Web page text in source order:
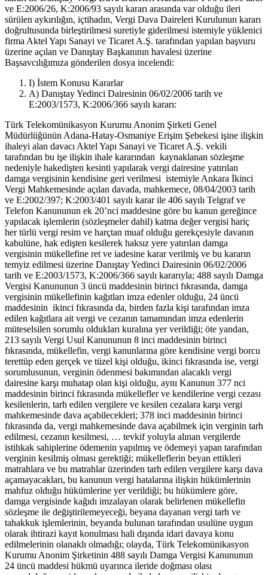
ve E:2006/26, K:2006/93 sayılı kararı arasında var olduğu ileri
sürülen aykırılığın, içtihadın, Vergi Dava Daireleri Kurulunun kararı
doğrultusunda birleştirilmesi suretiyle giderilmesi istemiyle yüklenici
firma Aktel Yapı Sanayi ve Ticaret A.Ş. tarafından yapılan başvuru
üzerine açılan ve Danıştay Başkanının havalesi üzerine
Başsavcılığımıza gönderilen dosya incelendi:
I) İstem Konusu Kararlar
A) Danıştay Yedinci Dairesinin 06/02/2006 tarih ve
E:2003/1573, K:2006/366 sayılı kararı:
Türk Telekomünikasyon Kurumu Anonim Şirketi Genel
Müdürlüğünün Adana-Hatay-Osmaniye Erişim Şebekesi işine ilişkin
ihaleyi alan davacı Aktel Yapı Sanayi ve Ticaret A.Ş. vekili
tarafından bu işe ilişkin ihale kararından kaynaklanan sözleşme
nedeniyle hakedişten kesinti yapılarak vergi dairesine yatırılan
damga vergisinin kendisine geri verilmesi istemiyle Ankara İkinci
Vergi Mahkemesinde açılan davada, mahkemece, 08/04/2003 tarih
ve E:2002/397; K:2003/401 sayılı karar ile 406 sayılı Telgraf ve
Telefon Kanununun ek 20’nci maddesine göre bu kanun gereğince
yapılacak işlemlerin (sözleşmeler dahil) katma değer vergisi hariç
her türlü vergi resim ve harçtan muaf olduğu gerekçesiyle davanın
kabulüne, hak edişten kesilerek haksız yere yatırılan damga
vergisinin mükellefine ret ve iadesine karar verilmiş ve bu kararın
temyiz edilmesi üzerine Danıştay Yedinci Dairesinin 06/02/2006
tarih ve E:2003/1573, K:2006/366 sayılı kararıyla; 488 sayılı Damga
Vergisi Kanununun 3 üncü maddesinin birinci fıkrasında, damga
vergisinin mükellefinin kağıtları imza edenler olduğu, 24 üncü
maddesinin ikinci fıkrasında da, birden fazla kişi tarafından imza
edilen kağıtlara ait vergi ve cezanın tamamından imza edenlerin
müteselsilen sorumlu oldukları kuralına yer verildiği; öte yandan,
213 sayılı Vergi Usul Kanununun 8 inci maddesinin birinci
fıkrasında, mükellefin, vergi kanunlarına göre kendisine vergi borcu
terettüp eden gerçek ve tüzel kişi olduğu, ikinci fıkrasında ise, vergi
sorumlusunun, verginin ödenmesi bakımından alacaklı vergi
dairesine karşı muhatap olan kişi olduğu, aynı Kanunun 377 nci
maddesinin birinci fıkrasında mükellefler ve kendilerine vergi cezası
kesilenlerin, tarh edilen vergilere ve kesilen cezalara karşı vergi
mahkemesinde dava açabilecekleri; 378 inci maddesinin birinci
fıkrasında da, vergi mahkemesinde dava açabilmek için verginin tarh
edilmesi, cezanın kesilmesi, … tevkif yoluyla alınan vergilerde
istihkak sahiplerine ödemenin yapılmış ve ödemeyi yapan tarafından
verginin kesilmiş olması gerektiği; mükelleflerin beyan ettikleri
matrahlara ve bu matrahlar üzerinden tarh edilen vergilere karşı dava
açamayacakları, bu kanunun vergi hatalarına ilişkin hükümlerinin
mahfuz olduğu hükümlerine yer verildiği; bu hükümlere göre,
damga vergisinde kağıdı imzalayan olarak belirlenen mükellefin
sözleşme ile değiştirilemeyeceği, beyana dayanan vergi tarh ve
tahakkuk işlemlerinin, beyanda bulunan tarafından usulüne uygun
olarak ihtirazi kayıt konulması hali dışında idari davaya konu
edilmelerinin olanaklı olmadığı; olayda, Türk Telekomünikasyon
Kurumu Anonim Şirketinin 488 sayılı Damga Vergisi Kanununun
24 üncü maddesi hükmü uyarınca ileride doğması olası